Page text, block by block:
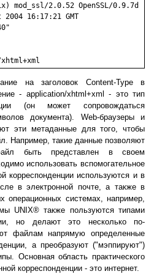
mod_ssl/2.0.52 OpenSSL/0.9.7d
16:17:21 GMT
на заголовок Content-Type в
- application/xhtml+xml - это тип
(он может сопровождаться
документа). Web-браузеры и
эти метаданные для того, чтобы
Например, такие данные позволяют
быть представлен в своем
использовать вспомогательное
корреспонденции используются и в
в электронной почте, а также в
операционных системах, например,
UNIX® также пользуются типами
но делают это несколько по-
файлам напрямую определенные
а преобразуют ("мэппируют")
Основная область практического
корреспонденции - это интернет.